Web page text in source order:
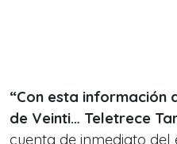
“Con esta información
de Veinti… Teletrece
cuenta de inmediato